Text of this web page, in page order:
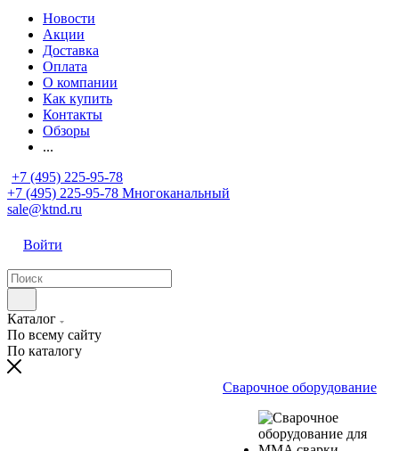
Новости
Акции
Доставка
Оплата
О компании
Как купить
Контакты
Обзоры
...
+7 (495) 225-95-78
+7 (495) 225-95-78 Многоканальный
sale@ktnd.ru
Войти
Каталог
По всему сайту
По каталогу
Сварочное оборудование